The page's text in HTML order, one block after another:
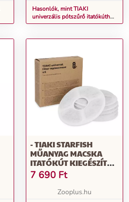
Hasonlók, mint TIAKI
univerzális pótszűrő itatókúthoz
tartozékok, 6db
- TIAKI STARFISH
MŰANYAG MACSKA
ITATÓKÚT KIEGÉSZÍTŐ
TARTOZÉK:
PÓTSZŰRŐK (6 DARAB)
MACSKÁKNAK
7 690 Ft
Zooplus.hu